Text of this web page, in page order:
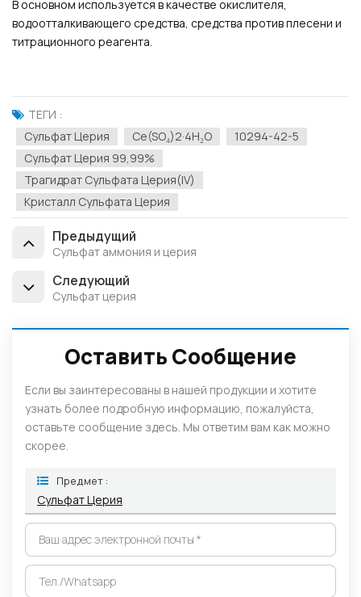
В основном используется в качестве окислителя,
водоотталкивающего средства, средства против плесени и
титрационного реагента.
ТЕГИ :
Сульфат Церия
Ce(SO₄)2·4H₂O
10294-42-5
Сульфат Церия 99,99%
Трагидрат Сульфата Церия(IV)
Кристалл Сульфата Церия
Предыдущий
Сульфат аммония и церия
Следующий
Сульфат церия
Оставить Сообщение
Если вы заинтересованы в нашей продукции и хотите
узнать более подробную информацию, пожалуйста,
оставьте сообщение здесь. Мы ответим вам как можно
скорее.
Предмет :
Сульфат Церия